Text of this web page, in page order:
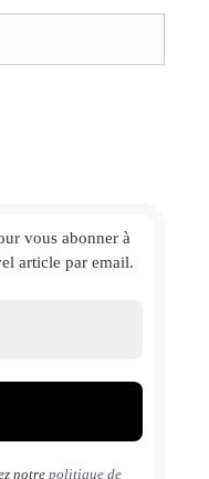
vous abonner à
article par email.
notre politique de